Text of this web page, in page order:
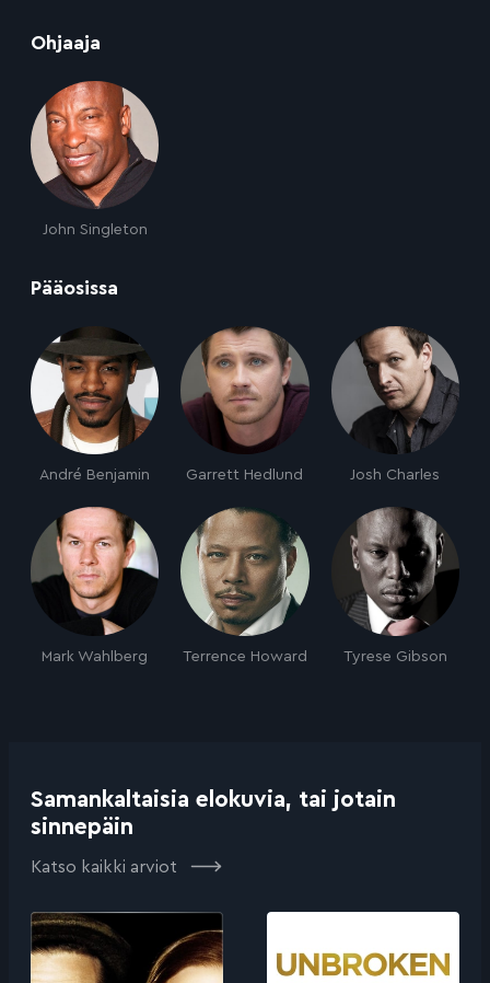
Ohjaaja
John Singleton
Pääosissa
André Benjamin Garrett Hedlund Josh Charles
Mark Wahlberg Terrence Howard Tyrese Gibson
Samankaltaisia elokuvia, tai jotain
sinnepäin
Katso kaikki arviot